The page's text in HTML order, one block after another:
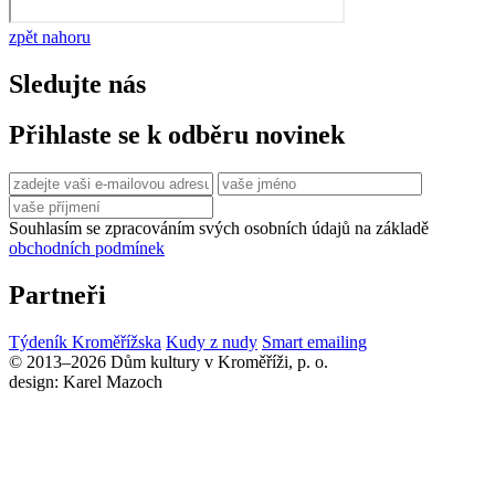
zpět nahoru
Sledujte nás
Přihlaste se k odběru novinek
Souhlasím se zpracováním svých osobních údajů na základě
obchodních podmínek
Partneři
Týdeník Kroměřížska Kudy z nudy Smart emailing
© 2013–2026 Dům kultury v Kroměříži, p. o.
design: Karel Mazoch